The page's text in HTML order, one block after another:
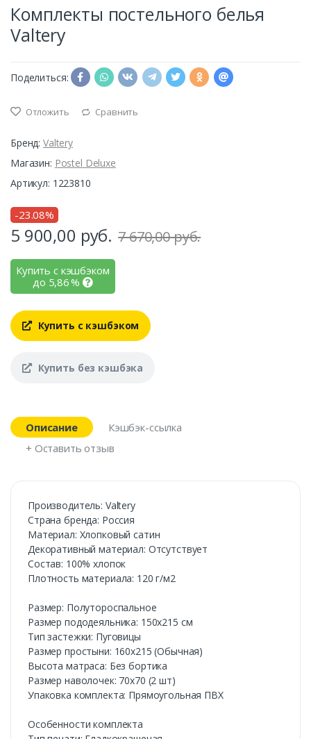
Комплекты постельного белья
Valtery
Поделиться:
Отложить Сравнить
Бренд: Valtery
Магазин: Postel Deluxe
Артикул: 1223810
-23.08%
5 900,00 руб. 7 670,00 руб.
Купить с кэшбэком
до 5,86%
Купить с кэшбэком
Купить без кэшбэка
Описание
Кэшбэк-ссылка
+ Оставить отзыв
Производитель: Valtery
Cтрана бренда: Россия
Материал: Хлопковый сатин
Декоративный материал: Отсутствует
Состав: 100% хлопок
Плотность материала: 120 г/м2
Размер: Полутороспальное
Размер пододеяльника: 150х215 см
Тип застежки: Пуговицы
Размер простыни: 160х215 (Обычная)
Высота матраса: Без бортика
Размер наволочек: 70х70 (2 шт)
Упаковка комплекта: Прямоугольная ПВХ
Особенности комплекта